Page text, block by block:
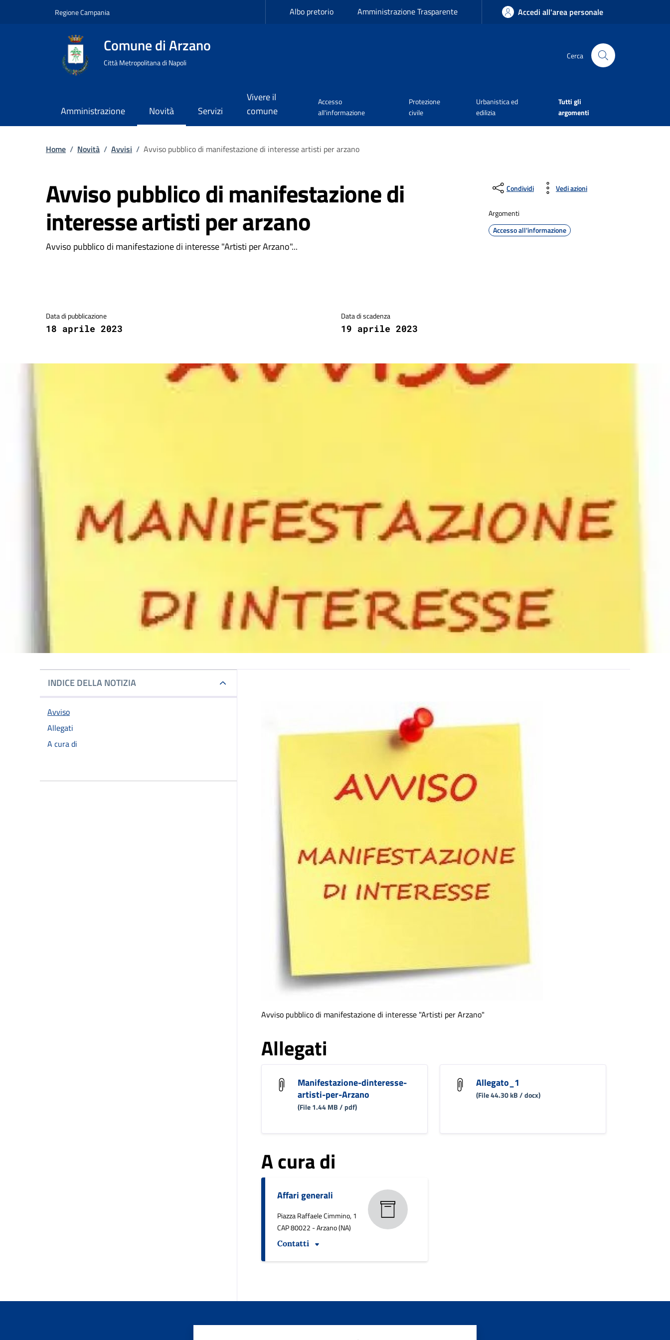
Regione Campania Albo pretorio Amministrazione Trasparente Accedi all'area personale
Comune di Arzano
Città Metropolitana di Napoli
Cerca
Amministrazione Novità Servizi
Vivere il
comune
Accesso
all'informazione
Protezione
civile
Urbanistica ed
edilizia
Tutti gli
argomenti
Home / Novità / Avvisi / Avviso pubblico di manifestazione di interesse artisti per arzano
Avviso pubblico di manifestazione di
interesse artisti per arzano
Avviso pubblico di manifestazione di interesse "Artisti per Arzano"...
Condividi Vedi azioni
Argomenti
Accesso all'informazione
Data di pubblicazione
18 aprile 2023
Data di scadenza
19 aprile 2023
INDICE DELLA NOTIZIA
Avviso
Allegati
A cura di
Avviso pubblico di manifestazione di interesse "Artisti per Arzano"
Allegati
Manifestazione-dinteresse-
artisti-per-Arzano
(File 1.44 MB / pdf)
Allegato_1
(File 44.30 kB / docx)
A cura di
Affari generali
Piazza Raffaele Cimmino, 1
CAP 80022 - Arzano (NA)
Contatti